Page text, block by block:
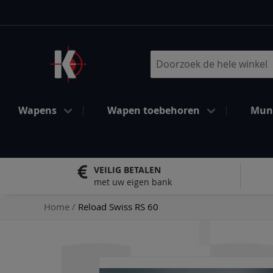
naar
inhoud
Wapens Wapen toebehoren
VEILIG BETALEN
met uw eigen bank
Home Reload Swiss RS 60